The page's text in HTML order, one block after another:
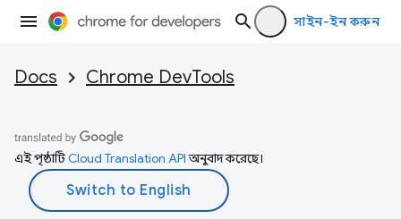
সাইন-ইন করুন
Docs Chrome DevTools
এই পৃষ্ঠাটিCloud Translation APIঅনুবাদ করেছে।